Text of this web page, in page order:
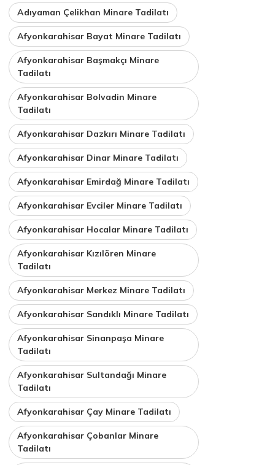
Adıyaman Çelikhan Minare Tadilatı
Afyonkarahisar Bayat Minare Tadilatı
Afyonkarahisar Başmakçı Minare
Tadilatı
Afyonkarahisar Bolvadin Minare
Tadilatı
Afyonkarahisar Dazkırı Minare Tadilatı
Afyonkarahisar Dinar Minare Tadilatı
Afyonkarahisar Emirdağ Minare Tadilatı
Afyonkarahisar Evciler Minare Tadilatı
Afyonkarahisar Hocalar Minare Tadilatı
Afyonkarahisar Kızılören Minare
Tadilatı
Afyonkarahisar Merkez Minare Tadilatı
Afyonkarahisar Sandıklı Minare Tadilatı
Afyonkarahisar Sinanpaşa Minare
Tadilatı
Afyonkarahisar Sultandağı Minare
Tadilatı
Afyonkarahisar Çay Minare Tadilatı
Afyonkarahisar Çobanlar Minare
Tadilatı